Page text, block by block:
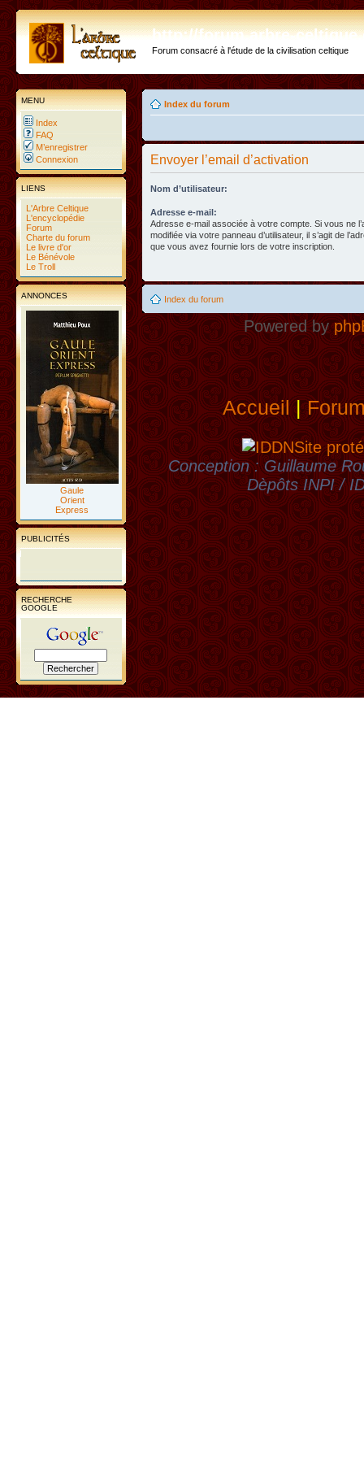
http://forum.arbre-
Forum consacré à l'étude de la civilisation celtique
MENU
Index
FAQ
M’enregistrer
Connexion
LIENS
L'Arbre Celtique
L'encyclopédie
Forum
Charte du forum
Le livre d'or
Le Bénévole
Le Troll
ANNONCES
Gaule
Orient
Express
PUBLICITÉS
RECHERCHE
GOOGLE
Index du forum
Envoyer l’email d’activation
Nom d’utilisateur:
Adresse e-mail:
Adresse e-mail associée à votre compte. Si vous ne
modifiée via votre panneau d’utilisateur, il s’agit de
que vous avez fournie lors de votre inscription.
Index du forum
Powered by
Accueil|
Site
Conception : Guillaume
Dèpôts INPI /